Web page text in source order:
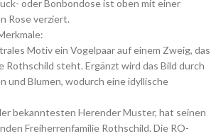
oder Bonbondose ist oben mit einer
Rose verziert.
Motiv ein Vogelpaar auf einem Zweig, das
Rothschild steht. Ergänzt wird das Bild durch
und Blumen, wodurch eine idyllische
bekanntesten Herender Muster, hat seinen
Freiherrenfamilie Rothschild. Die RO-